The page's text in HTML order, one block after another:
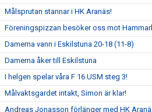
Målsprutan stannar i HK Aranäs!
Föreningspizzan besöker oss mot
Damerna vann i Eskilstuna 20-18 (11-8)
Damerna åker till Eskilstuna
I helgen spelar våra F 16 USM steg 3!
Målvaktsgardet intakt, Simon är klar!
Andreas Jonasson förlänger med HK